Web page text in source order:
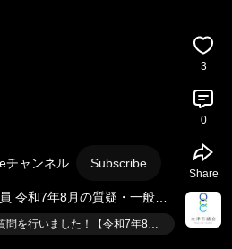
チャンネル Subscribe
令和7年8月の質疑・一般質
【大津市議会】質疑・一般質問を行いました！【令和7年8月通常会議】
3
0
Share